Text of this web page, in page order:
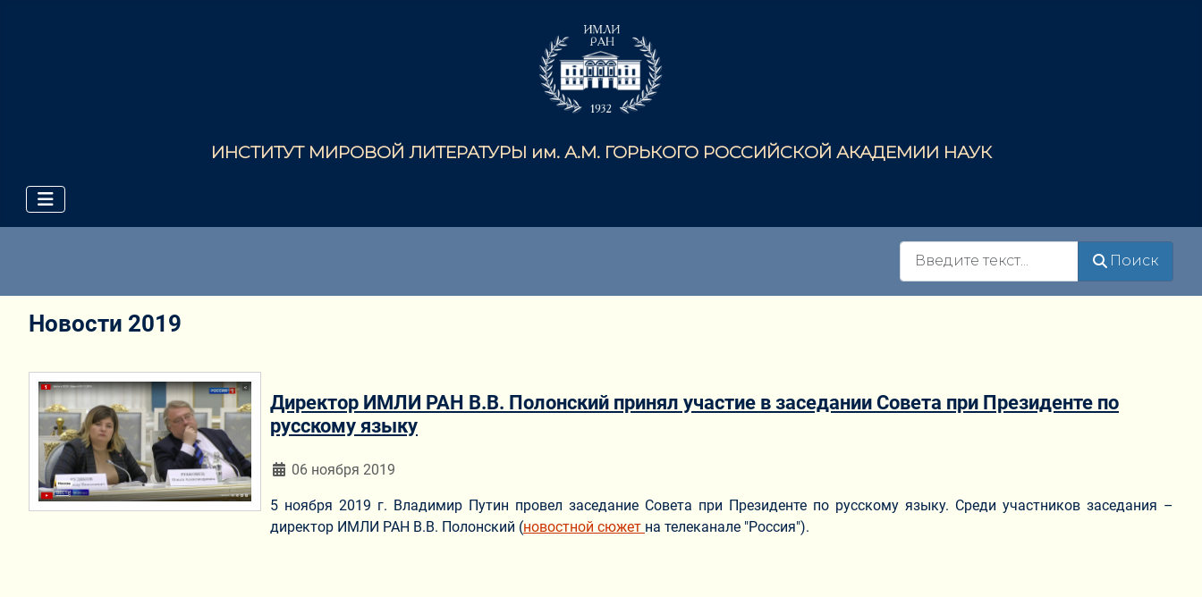
ИНСТИТУТ МИРОВОЙ ЛИТЕРАТУРЫ им. А.М. ГОРЬКОГО РОССИЙСКОЙ АКАДЕМИИ НАУК
Поиск
Новости 2019
Директор ИМЛИ РАН В.В. Полонский принял участие в заседании Совета при Президенте по
русскому языку
Информация о материале
06 ноября 2019
5 ноября 2019 г. Владимир Путин провел заседание Совета при Президенте по русскому языку. Среди участников заседания –
директор ИМЛИ РАН В.В. Полонский (новостной сюжет на телеканале "Россия").